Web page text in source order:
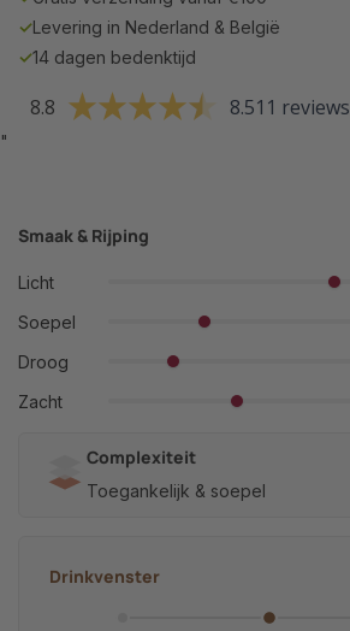
✓Levering in Nederland & België
✓14 dagen bedenktijd
8.8 8.511 reviews
"
Smaak & Rijping
Licht
Soepel
Droog
Zacht
Complexiteit
Toegankelijk & soepel
Drinkvenster